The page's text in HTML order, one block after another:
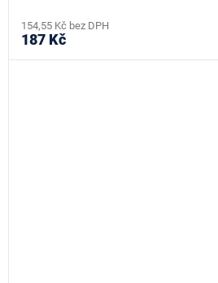
154,55 Kč bez DPH
187 Kč